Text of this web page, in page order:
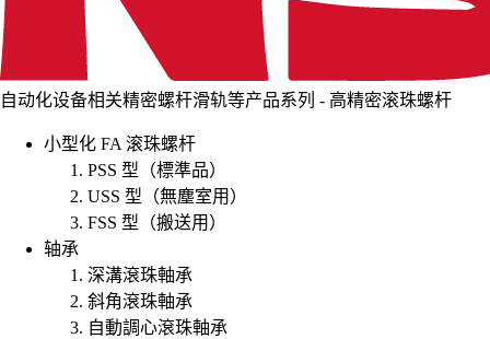
自动化设备相关精密螺杆滑轨等产品系列 - 高精密滚珠螺杆
小型化 FA 滚珠螺杆
PSS 型（標準品）
USS 型（無塵室用）
FSS 型（搬送用）
轴承
深溝滾珠軸承
斜角滾珠軸承
自動調心滾珠軸承